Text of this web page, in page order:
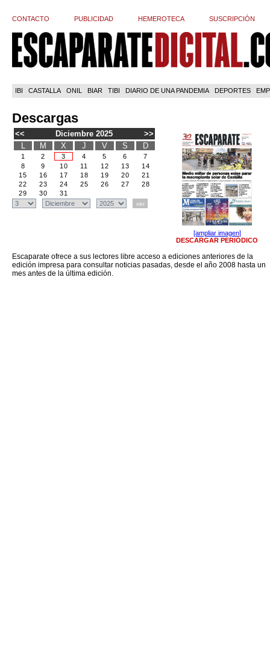
CONTACTO PUBLICIDAD HEMEROTECA SUSCRIPCIÓN
IBI CASTALLA ONIL BIAR TIBI DIARIO DE UNA PANDEMIA DEPORTES
Descargas
<< Diciembre 2025
>>
L
M X J V S D
1 2 3 4 5 6
7
8
9 10 11 12 13
14
15
16 17 18 19 20
21
22
23 24 25 26 27
28
29
30 31
[ampliar imagen]
DESCARGAR PERIÓDICO
Escaparate ofrece a sus lectores libre acceso a ediciones anteriores de la
edición impresa para consultar noticias pasadas, desde el año 2008 hasta un
mes antes de la última edición.